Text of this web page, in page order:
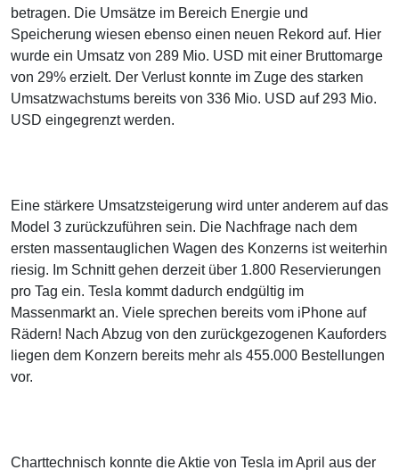
betragen. Die Umsätze im Bereich Energie und
Speicherung wiesen ebenso einen neuen Rekord auf. Hier
wurde ein Umsatz von 289 Mio. USD mit einer Bruttomarge
von 29% erzielt. Der Verlust konnte im Zuge des starken
Umsatzwachstums bereits von 336 Mio. USD auf 293 Mio.
USD eingegrenzt werden.
Eine stärkere Umsatzsteigerung wird unter anderem auf das
Model 3 zurückzuführen sein. Die Nachfrage nach dem
ersten massentauglichen Wagen des Konzerns ist weiterhin
riesig. Im Schnitt gehen derzeit über 1.800 Reservierungen
pro Tag ein. Tesla kommt dadurch endgültig im
Massenmarkt an. Viele sprechen bereits vom iPhone auf
Rädern! Nach Abzug von den zurückgezogenen Kauforders
liegen dem Konzern bereits mehr als 455.000 Bestellungen
vor.
Charttechnisch konnte die Aktie von Tesla im April aus der